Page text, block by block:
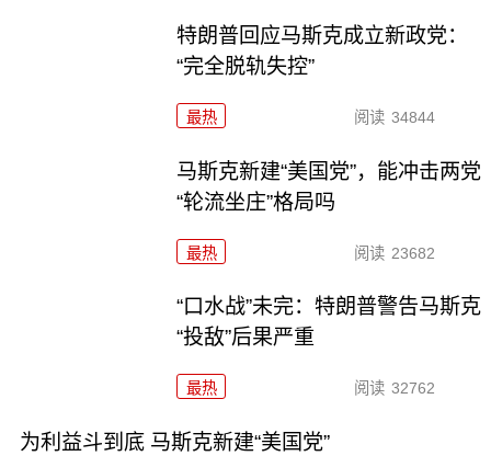
特朗普回应马斯克成立新政党：
“完全脱轨失控”
最热 阅读 34844
马斯克新建“美国党”，能冲击两党
“轮流坐庄”格局吗
最热 阅读 23682
“口水战”未完：特朗普警告马斯克
“投敌”后果严重
最热 阅读 32762
为利益斗到底 马斯克新建“美国党”